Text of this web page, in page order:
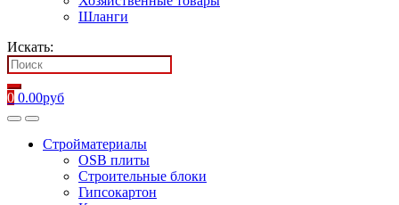
Шланги
Искать:
0 0.00руб
Стройматериалы
OSB плиты
Строительные блоки
Гипсокартон